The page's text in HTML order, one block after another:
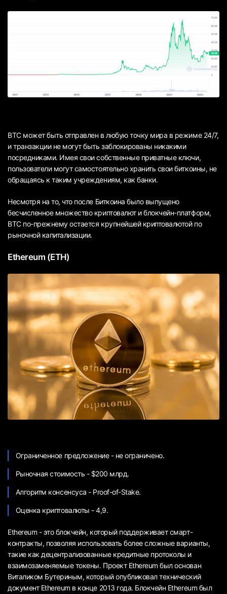
BTC может быть отправлен в любую точку мира в режиме 24/7,
и транзакции не могут быть заблокированы никакими
посредниками. Имея свои собственные приватные ключи,
пользователи могут самостоятельно хранить свои биткоины, не
обращаясь к таким учреждениям, как банки.
Несмотря на то, что после Биткоина было выпущено
бесчисленное множество криптовалют и блокчейн-платформ,
BTC по-прежнему остается крупнейшей криптовалютой по
рыночной капитализации.
Ethereum (ETH)
Ограниченное предложение - не ограничено.
Рыночная стоимость - $200 млрд.
Алгоритм консенсуса - Proof-of-Stake.
Оценка криптовалюты - 4,9.
Ethereum - это блокчейн, который поддерживает смарт-
контракты, позволяя использовать более сложные варианты,
такие как децентрализованные кредитные протоколы и
взаимозаменяемые токены. Проект Ethereum был основан
Виталиком Бутериным, который опубликовал технический
документ Ethereum в конце 2013 года. Блокчейн Ethereum был